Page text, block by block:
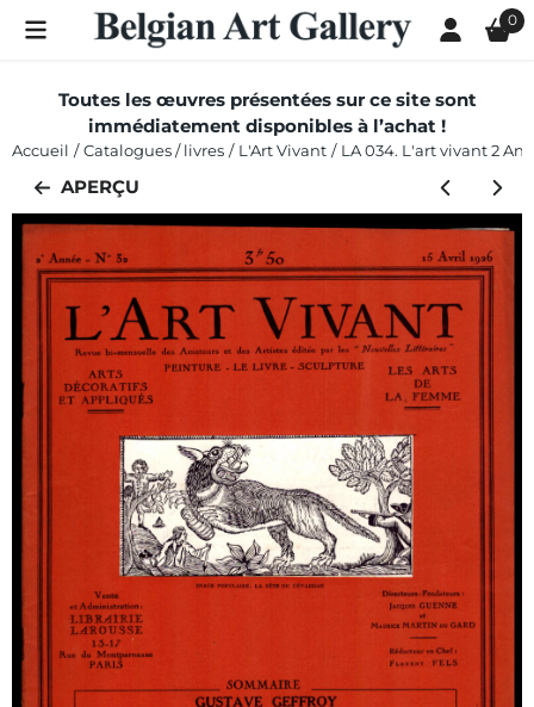
Les préférences de cookies sont actuellement fermées. 0
Toutes les œuvres présentées sur ce site sont
immédiatement disponibles à l’achat !
Accueil / Catalogues / livres / L'Art Vivant / LA 034. L'art vivant 2
APERÇU